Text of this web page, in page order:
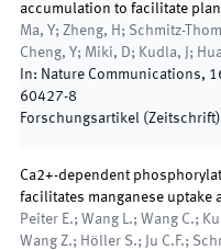
accumulation to facilitate
Ma, Y; Zheng, H; Schmitz-
Cheng, Y; Miki, D; Kudla, J;
In: Nature Communications,
60427-8
Forschungsartikel (Zeitschrift)
Ca2+-dependent
facilitates manganese uptake
Peiter E.; Wang L.; Wang C.;
Wang Z.; Höller S.; Ju C.F.;